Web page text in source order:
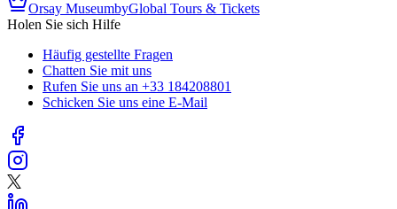
Orsay MuseumbyGlobal Tours & Tickets
Holen Sie sich Hilfe
Häufig gestellte Fragen
Chatten Sie mit uns
Rufen Sie uns an +33 184208801
Schicken Sie uns eine E-Mail